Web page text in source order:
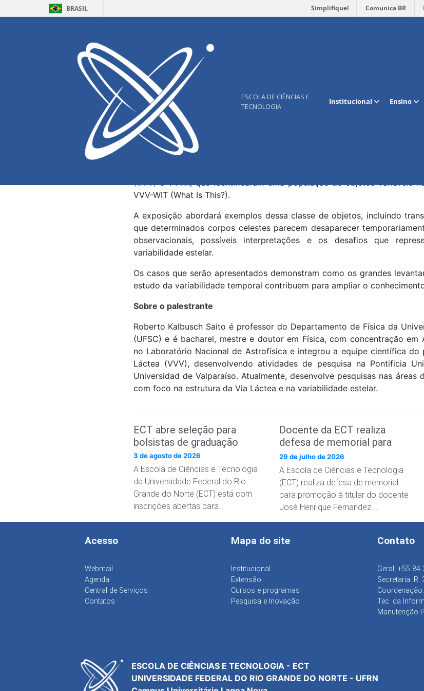
BRASIL Simplifique! Comunica BR
ESCOLA DE CIÊNCIAS E
TECNOLOGIA
Institucional Ensino
PPgEA realiza seminário sobre
Láctea
Escrito por: | Publicado em:
Acontece na próxima semana, no dia 15 de julho, às 14h, no
Tecnologia (ECT), o seminário de finalização do semestre letivo do
Engenharia Aeroespacial (PPgEA). A atividade terá como tema Caçando
e as Surpresas da Via Láctea e será ministrada pelo pesquisador Roberto
(VVV) e VVVX, que identificaram uma população de objetos variáveis
VVV-WIT (What Is This?).
A exposição abordará exemplos dessa classe de objetos, incluindo
que determinados corpos celestes parecem desaparecer
observacionais, possíveis interpretações e os desafios que
variabilidade estelar.
Os casos que serão apresentados demonstram como os grandes
estudo da variabilidade temporal contribuem para ampliar o
Sobre o palestrante
Roberto Kalbusch Saito é professor do Departamento de Física da
(UFSC) e é bacharel, mestre e doutor em Física, com concentração em
no Laboratório Nacional de Astrofísica e integrou a equipe científica do
Láctea (VVV), desenvolvendo atividades de pesquisa na Pontificia
Universidad de Valparaíso. Atualmente, desenvolve pesquisas nas áreas
com foco na estrutura da Via Láctea e na variabilidade estelar.
ECT abre seleção para
bolsistas de graduação
3 de agosto de 2026
A Escola de Ciências e Tecnologia
da Universidade Federal do Rio
Grande do Norte (ECT) está com
inscrições abertas para…
Docente da ECT realiza
defesa de memorial para
promoção à classe Titular
29 de julho de 2026
A Escola de Ciências e Tecnologia
(ECT) realiza defesa de memorial
para promoção à titular do docente
José Henrique Fernandez….
Acesso
Webmail
Agenda
Central de Serviços
Contatos
Mapa do site
Institucional
Extensão
Cursos e programas
Pesquisa e Inovação
Contato
Geral: +55 84
Secretaria: R.
Tec. da
Manutenção
ESCOLA DE CIÊNCIAS E TECNOLOGIA - ECT
UNIVERSIDADE FEDERAL DO RIO GRANDE DO NORTE - UFRN